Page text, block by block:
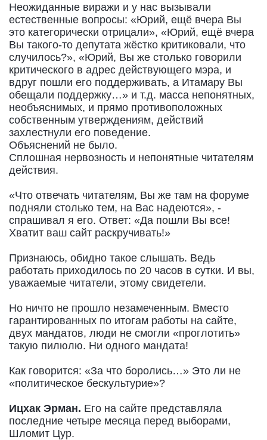
Неожиданные виражи и у нас вызывали
естественные вопросы: «Юрий, ещё вчера Вы
это категорически отрицали», «Юрий, ещё вчера
Вы такого-то депутата жёстко критиковали, что
случилось?», «Юрий, Вы же столько говорили
критического в адрес действующего мэра, и
вдруг пошли его поддерживать, а Итамару Вы
обещали поддержку…» и т.д. масса непонятных,
необъяснимых, и прямо противоположных
собственным утверждениям, действий
захлестнули его поведение.
Объяснений не было.
Сплошная нервозность и непонятные читателям
действия.
«Что отвечать читателям, Вы же там на форуме
подняли столько тем, на Вас надеются», -
спрашивал я его. Ответ: «Да пошли Вы все!
Хватит ваш сайт раскручивать!»
Признаюсь, обидно такое слышать. Ведь
работать приходилось по 20 часов в сутки. И вы,
уважаемые читатели, этому свидетели.
Но ничто не прошло незамеченным. Вместо
гарантированных по итогам работы на сайте,
двух мандатов, люди не смогли «проглотить»
такую пилюлю. Ни одного мандата!
Как говорится: «За что боролись…» Это ли не
«политическое бескультурие»?
Ицхак Эрман. Его на сайте представляла
последние четыре месяца перед выборами,
Шломит Цур.